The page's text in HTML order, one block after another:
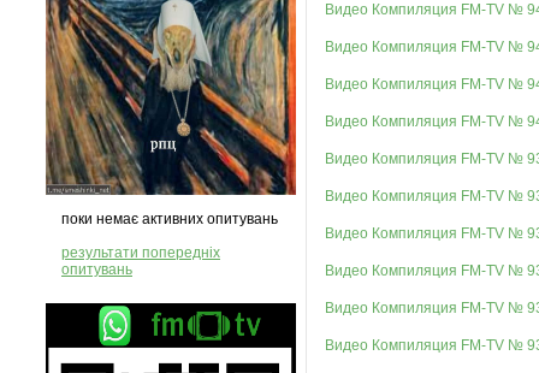
поки немає активних опитувань
результати попередніх
опитувань
Видео Компиляция FM-TV №
Видео Компиляция FM-TV №
Видео Компиляция FM-TV №
Видео Компиляция FM-TV №
Видео Компиляция FM-TV №
Видео Компиляция FM-TV №
Видео Компиляция FM-TV №
Видео Компиляция FM-TV №
Видео Компиляция FM-TV №
Видео Компиляция FM-TV №